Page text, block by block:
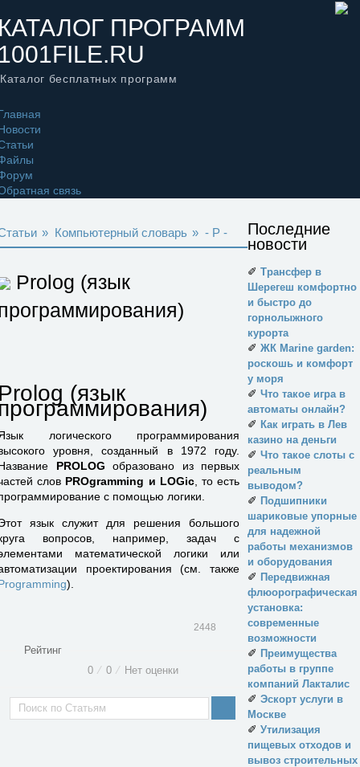
ПРОГРАММ
Каталог бесплатных программ
связь
» Компьютерный словарь » - P -
Prolog (язык
(язык
логического программирования
уровня, созданный в 1972 году.
PROLOG образовано из первых
слов PROgramming и LOGic, то есть
с помощью логики.
язык служит для решения большого
вопросов, например, задач с
математической логики или
проектирования (см. также
).
2448
Рейтинг
0 ⁄ 0 ⁄ Нет оценки
Последние
новости
✐ Трансфер в
Шерегеш комфортно
и быстро до
горнолыжного
курорта
✐ ЖК Marine garden:
роскошь и комфорт
у моря
✐ Что такое игра в
автоматы онлайн?
✐ Как играть в Лев
казино на деньги
✐ Что такое слоты с
реальным
выводом?
✐ Подшипники
шариковые упорные
для надежной
работы механизмов
и оборудования
✐ Передвижная
флюорографическая
установка:
современные
возможности
✐ Преимущества
работы в группе
компаний Лакталис
✐ Эскорт услуги в
Москве
✐ Утилизация
пищевых отходов и
вывоз строительных